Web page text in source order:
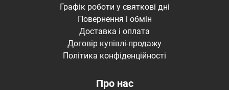
Графік роботи у святкові дні
Повернення і обмін
Доставка і оплата
Договір купівлі-продажу
Політика конфіденційності
Про нас